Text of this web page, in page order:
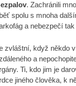
. Zachránili
spolu s mnoha
a nebezpečí
zvláštní, když někdo
a
Ti, kdo jim je
jiného člověka, k